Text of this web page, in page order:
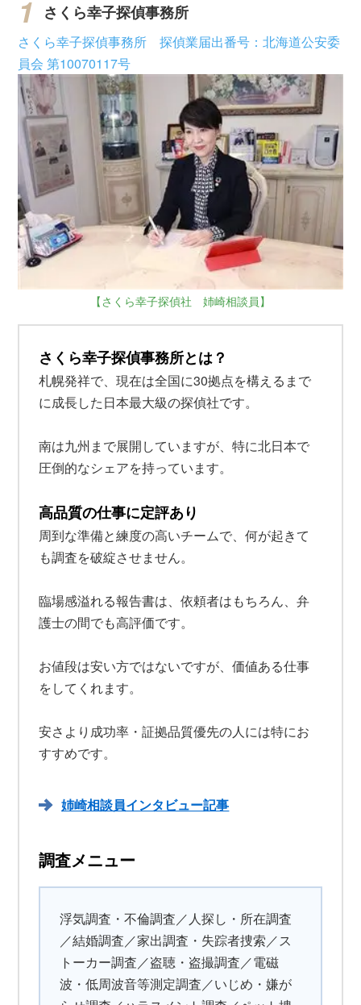
さくら幸子探偵事務所
さくら幸子探偵事務所 探偵業届出番号：北海道公安委
員会 第10070117号
【さくら幸子探偵社 姉崎相談員】
さくら幸子探偵事務所とは？
札幌発祥で、現在は全国に30拠点を構えるまで
に成長した日本最大級の探偵社です。
南は九州まで展開していますが、特に北日本で
圧倒的なシェアを持っています。
高品質の仕事に定評あり
周到な準備と練度の高いチームで、何が起きて
も調査を破綻させません。
臨場感溢れる報告書は、依頼者はもちろん、弁
護士の間でも高評価です。
お値段は安い方ではないですが、価値ある仕事
をしてくれます。
安さより成功率・証拠品質優先の人には特にお
すすめです。
姉崎相談員インタビュー記事
調査メニュー
浮気調査・不倫調査／人探し・所在調査
／結婚調査／家出調査・失踪者捜索／ス
トーカー調査／盗聴・盗撮調査／電磁
波・低周波音等測定調査／いじめ・嫌が